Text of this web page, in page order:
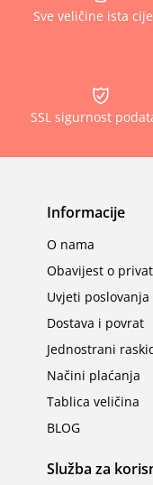
Sve veličine ista
SSL sigurnost
Informacije
O nama
Obavijest o
Uvjeti poslovanja
Dostava i povrat
Jednostrani
Načini plaćanja
Tablica veličina
BLOG
Služba za